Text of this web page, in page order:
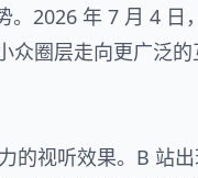
。2026 年 7 月 4 日
众圈层走向更广泛的
的视听效果。B 站